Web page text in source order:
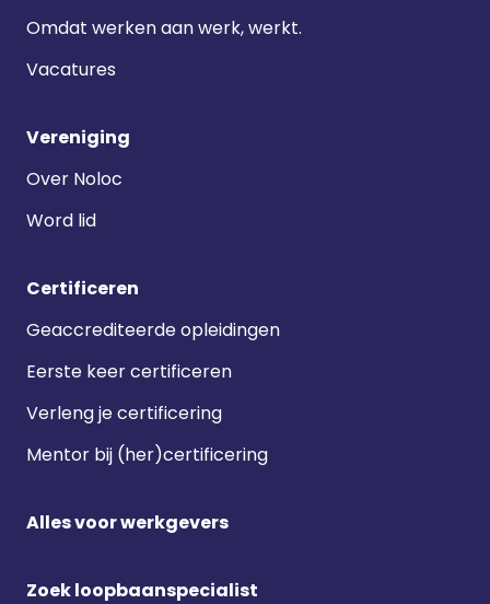
Omdat werken aan werk, werkt.
Vacatures
Vereniging
Over Noloc
Word lid
Certificeren
Geaccrediteerde opleidingen
Eerste keer certificeren
Verleng je certificering
Mentor bij (her)certificering
Alles voor werkgevers
Zoek loopbaanspecialist